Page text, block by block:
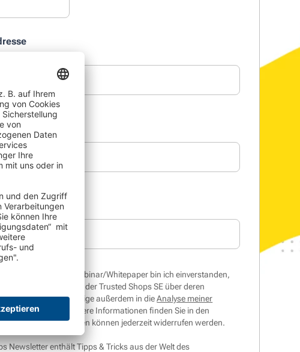
für das kostenlose Webinar/Whitepaper bin ich einverstanden,
und Telefon von der Trusted Shops SE über deren
zu werden. Ich willige außerdem in dieAnalyse meiner
Newslettern
ein. Weitere Informationen finden Sie in den
. Die Einwilligungen können jederzeit widerrufen werden.
Newsletter enthält Tipps & Tricks aus der Welt des